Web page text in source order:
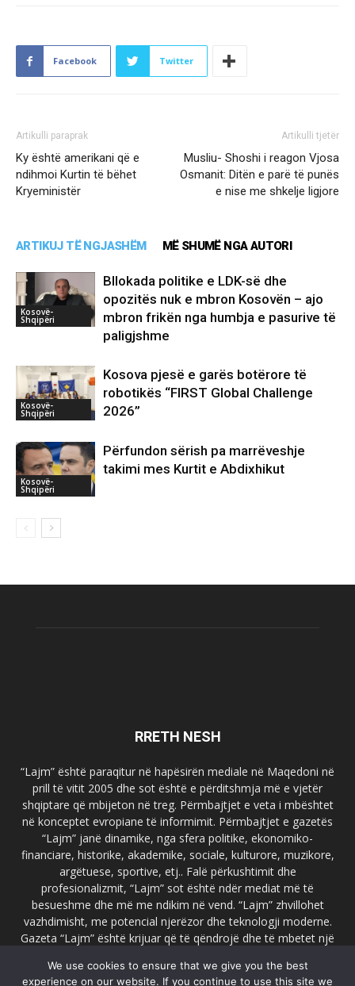
Facebook Twitter
Artikulli paraprak
Ky është amerikani që e
ndihmoi Kurtin të bëhet
Kryeministër
Artikulli tjetër
Musliu- Shoshi i reagon Vjosa
Osmanit: Ditën e parë të punës
e nise me shkelje ligjore
ARTIKUJ TË NGJASHËM MË SHUMË NGA AUTORI
Kosovë-
Shqipëri
Bllokada politike e LDK-së dhe
opozitës nuk e mbron Kosovën – ajo
mbron frikën nga humbja e pasurive të
paligjshme
Kosovë-
Shqipëri
Kosova pjesë e garës botërore të
robotikës “FIRST Global Challenge
2026”
Kosovë-
Shqipëri
Përfundon sërish pa marrëveshje
takimi mes Kurtit e Abdixhikut
RRETH NESH
“Lajm” është paraqitur në hapësirën mediale në Maqedoni në
prill të vitit 2005 dhe sot është e përditshmja më e vjetër
shqiptare që mbijeton në treg. Përmbajtjet e veta i mbështet
në konceptet evropiane të informimit. Përmbajtjet e gazetës
“Lajm” janë dinamike, nga sfera politike, ekonomiko-
financiare, historike, akademike, sociale, kulturore, muzikore,
argëtuese, sportive, etj.. Falë përkushtimit dhe
profesionalizmit, “Lajm” sot është ndër mediat më të
besueshme dhe më me ndikim në vend. “Lajm” zhvillohet
vazhdimisht, me potencial njerëzor dhe teknologji moderne.
Gazeta “Lajm” është krijuar që të qëndrojë dhe të mbetet një
faqja zyrtare e gazetës “Lajm”, www.lajmpress.org është një
We use cookies to ensure that we give you the best
experience on our website. If you continue to use this site we